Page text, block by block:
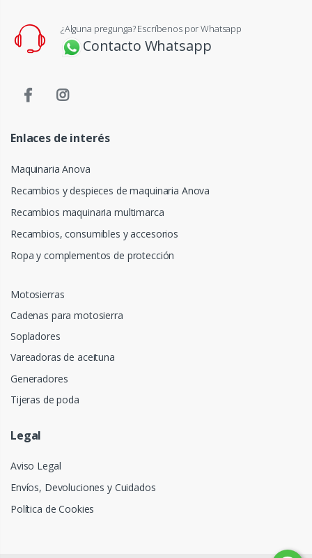
¿Alguna pregunga? Escríbenos por Whatsapp
Contacto Whatsapp
Enlaces de interés
Maquinaria Anova
Recambios y despieces de maquinaria Anova
Recambios maquinaria multimarca
Recambios, consumibles y accesorios
Ropa y complementos de protección
Motosierras
Cadenas para motosierra
Sopladores
Vareadoras de aceituna
Generadores
Tijeras de poda
Legal
Aviso Legal
Envíos, Devoluciones y Cuidados
Política de Cookies